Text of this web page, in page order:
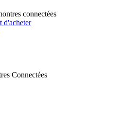
connectées
d'acheter
Connectées